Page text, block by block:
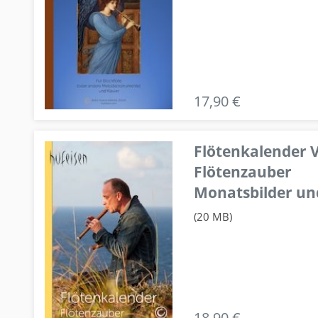
17,90 €
Flötenkalender
Flötenzauber
Monatsbilder
(20 MB)